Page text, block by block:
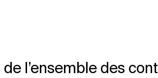
l’ensemble des